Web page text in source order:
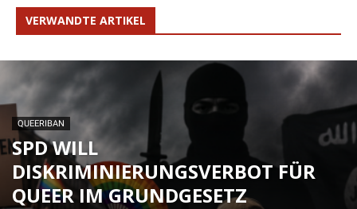
VERWANDTE ARTIKEL
QUEERIBAN
SPD WILL
DISKRIMINIERUNGSVERBOT FÜR
QUEER IM GRUNDGESETZ